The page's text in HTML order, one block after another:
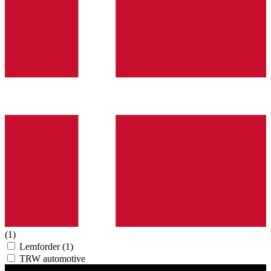
(1)
Lemforder(1)
TRW automotive